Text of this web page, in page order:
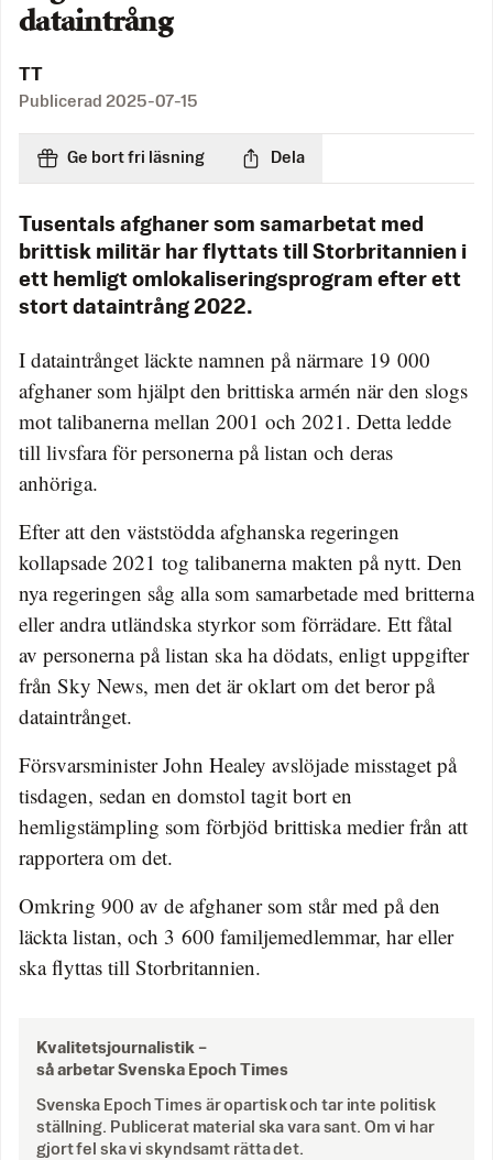
dataintrång
TT
Publicerad 2025-07-15
Ge bort fri läsning Dela
Tusentals afghaner som samarbetat med
brittisk militär har flyttats till Storbritannien i
ett hemligt omlokaliseringsprogram efter ett
stort dataintrång 2022.
I dataintrånget läckte namnen på närmare 19 000
afghaner som hjälpt den brittiska armén när den slogs
mot talibanerna mellan 2001 och 2021. Detta ledde
till livsfara för personerna på listan och deras
anhöriga.
Efter att den väststödda afghanska regeringen
kollapsade 2021 tog talibanerna makten på nytt. Den
nya regeringen såg alla som samarbetade med britterna
eller andra utländska styrkor som förrädare. Ett fåtal
av personerna på listan ska ha dödats, enligt uppgifter
från Sky News, men det är oklart om det beror på
dataintrånget.
Försvarsminister John Healey avslöjade misstaget på
tisdagen, sedan en domstol tagit bort en
hemligstämpling som förbjöd brittiska medier från att
rapportera om det.
Omkring 900 av de afghaner som står med på den
läckta listan, och 3 600 familjemedlemmar, har eller
ska flyttas till Storbritannien.
Kvalitetsjournalistik –
så arbetar Svenska Epoch Times
Svenska Epoch Times är opartisk och tar inte politisk
ställning. Publicerat material ska vara sant. Om vi har
gjort fel ska vi skyndsamt rätta det.